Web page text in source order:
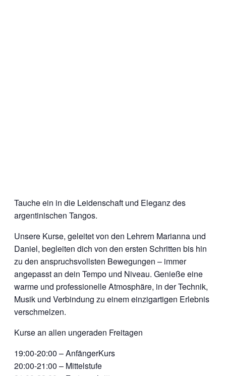
Tauche ein in die Leidenschaft und Eleganz des
argentinischen Tangos.
Unsere Kurse, geleitet von den Lehrern Marianna und
Daniel, begleiten dich von den ersten Schritten bis hin
zu den anspruchsvollsten Bewegungen – immer
angepasst an dein Tempo und Niveau. Genieße eine
warme und professionelle Atmosphäre, in der Technik,
Musik und Verbindung zu einem einzigartigen Erlebnis
verschmelzen.
Kurse an allen ungeraden Freitagen
19:00-20:00 – AnfängerKurs
20:00-21:00 – Mittelstufe